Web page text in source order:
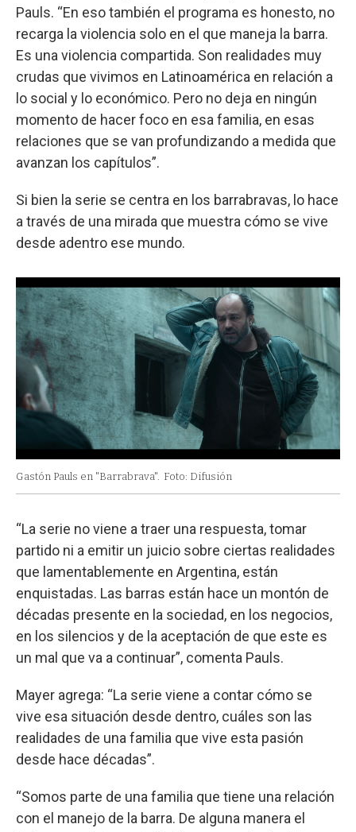
Pauls. “En eso también el programa es honesto, no
recarga la violencia solo en el que maneja la barra.
Es una violencia compartida. Son realidades muy
crudas que vivimos en Latinoamérica en relación a
lo social y lo económico. Pero no deja en ningún
momento de hacer foco en esa familia, en esas
relaciones que se van profundizando a medida que
avanzan los capítulos”.
Si bien la serie se centra en los barrabravas, lo hace
a través de una mirada que muestra cómo se vive
desde adentro ese mundo.
Gastón Pauls en "Barrabrava". Foto: Difusión
“La serie no viene a traer una respuesta, tomar
partido ni a emitir un juicio sobre ciertas realidades
que lamentablemente en Argentina, están
enquistadas. Las barras están hace un montón de
décadas presente en la sociedad, en los negocios,
en los silencios y de la aceptación de que este es
un mal que va a continuar”, comenta Pauls.
Mayer agrega: “La serie viene a contar cómo se
vive esa situación desde dentro, cuáles son las
realidades de una familia que vive esta pasión
desde hace décadas”.
“Somos parte de una familia que tiene una relación
con el manejo de la barra. De alguna manera el